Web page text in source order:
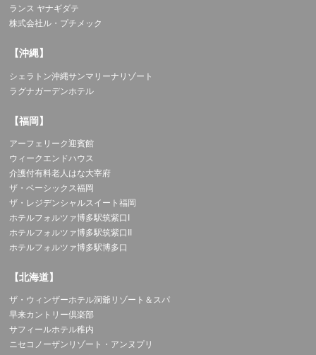
ランス ヤナギダテ
株式会社ル・プチメック
【沖縄】
シェラトン沖縄サンマリーナリゾート
ラグナガーデンホテル
【福岡】
アーフェリーク迎賓館
ウィークエンドハウス
介護付有料老人はな大宰府
ザ・ベーシックス福岡
ザ・レジデンシャルスイート福岡
ホテルフォルツァ博多駅筑紫口I
ホテルフォルツァ博多駅筑紫口II
ホテルフォルツァ博多駅博多口
【北海道】
ザ・ウィンザーホテル洞爺リゾート＆スパ
早来カントリー倶楽部
サフィールホテル稚内
ニセコノーザンリゾート・アンヌプリ